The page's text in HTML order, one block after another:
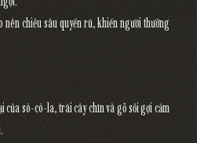
nên chiều sâu quyến rũ, khiến người thưởng
củasô-cô-la, trái cây chín và gỗ sồigợi cảm